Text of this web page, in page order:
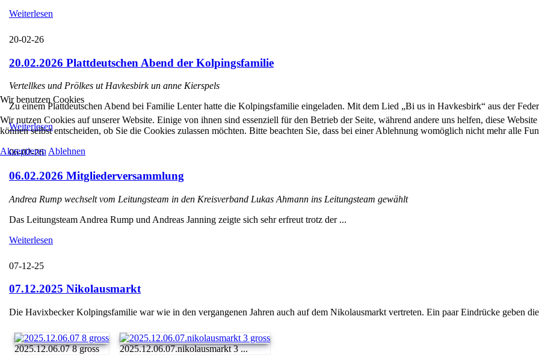
Weiterlesen
20-02-26
20.02.2026 Plattdeutschen Abend der Kolpingsfamilie
Vertellkes und Prölkes ut Havkesbirk un anne Kierspels
Zu einem Plattdeutschen Abend bei Familie Lenter hatte die Kolpingsfamilie eingeladen. Mit dem Lied „Bi us in Havkesbirk“ aus der
Weiterlesen
06-02-26
06.02.2026 Mitgliederversammlung
Andrea Rump wechselt vom Leitungsteam in den Kreisverband Lukas Ahmann ins Leitungsteam gewählt
Das Leitungsteam Andrea Rump und Andreas Janning zeigte sich sehr erfreut trotz der ...
Weiterlesen
07-12-25
07.12.2025 Nikolausmarkt
Die Havixbecker Kolpingsfamilie war wie in den vergangenen Jahren auch auf dem Nikolausmarkt vertreten. Ein paar Eindrücke geben
2025.12.06.07 8 gross 2025.12.06.07.nikolausmarkt 3 ...
Wir benutzen Cookies
Wir nutzen Cookies auf unserer Website. Einige von ihnen sind essenziell für den Betrieb der Seite, während andere uns helfen, diese
können selbst entscheiden, ob Sie die Cookies zulassen möchten. Bitte beachten Sie, dass bei einer Ablehnung womöglich nicht mehr alle
Akzeptieren Ablehnen